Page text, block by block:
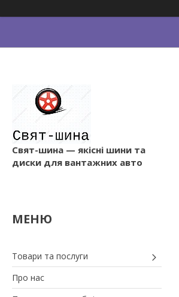
Свят-шина — якісні шини та
диски для вантажних авто
Товари та послуги
Про нас